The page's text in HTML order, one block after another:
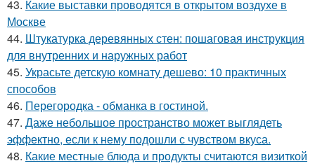
43. Какие выставки проводятся в открытом воздухе в
Москве
44. Штукатурка деревянных стен: пошаговая инструкция
для внутренних и наружных работ
45. Украсьте детскую комнату дешево: 10 практичных
способов
46. Перегородка - обманка в гостиной.
47. Даже небольшое пространство может выглядеть
эффектно, если к нему подошли с чувством вкуса.
48. Какие местные блюда и продукты считаются визиткой